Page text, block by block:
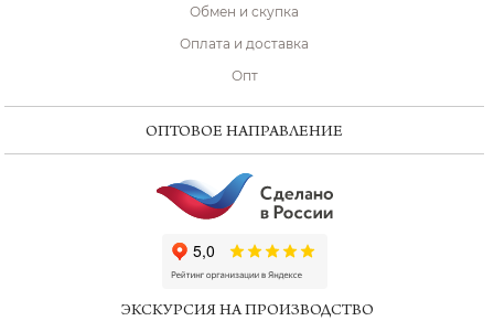
Обмен и скупка
Оплата и доставка
Опт
ОПТОВОЕ НАПРАВЛЕНИЕ
ЭКСКУРСИЯ НА ПРОИЗВОДСТВО